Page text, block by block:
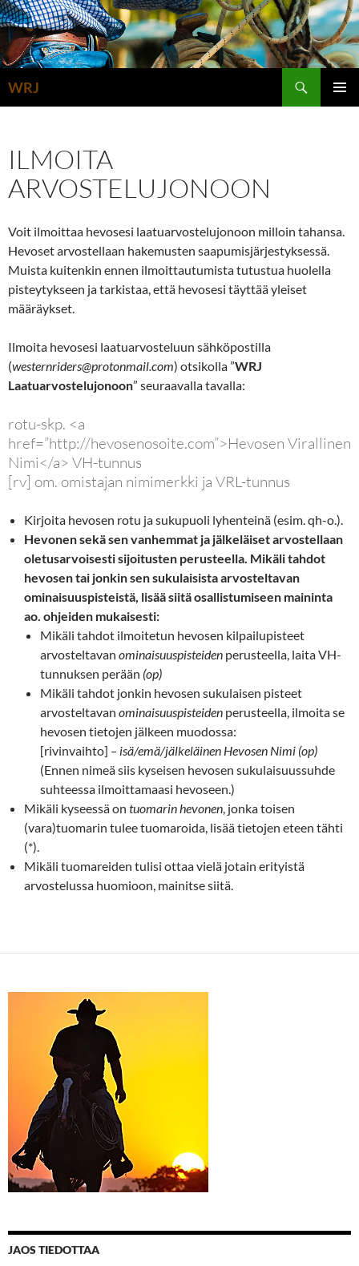
Siirry
sisältöön
WRJ
ILMOITA
ARVOSTELUJONOON
Voit ilmoittaa hevosesi laatuarvostelujonoon milloin tahansa.
Hevoset arvostellaan hakemusten saapumisjärjestyksessä.
Muista kuitenkin ennen ilmoittautumista tutustua huolella
pisteytykseen ja tarkistaa, että hevosesi täyttää yleiset
määräykset.
Ilmoita hevosesi laatuarvosteluun sähköpostilla
(westernriders@protonmail.com) otsikolla ”WRJ
Laatuarvostelujonoon” seuraavalla tavalla:
rotu-skp. <a
href=”http://hevosenosoite.com”>Hevosen Virallinen
Nimi</a> VH-tunnus
[rv] om. omistajan nimimerkki ja VRL-tunnus
Kirjoita hevosen rotu ja sukupuoli lyhenteinä (esim. qh-o.).
Hevonen sekä sen vanhemmat ja jälkeläiset arvostellaan
oletusarvoisesti sijoitusten perusteella. Mikäli tahdot
hevosen tai jonkin sen sukulaisista arvosteltavan
ominaisuuspisteistä, lisää siitä osallistumiseen maininta
ao. ohjeiden mukaisesti:
Mikäli tahdot ilmoitetun hevosen kilpailupisteet
arvosteltavan ominaisuuspisteiden perusteella, laita VH-
tunnuksen perään (op)
Mikäli tahdot jonkin hevosen sukulaisen pisteet
arvosteltavan ominaisuuspisteiden perusteella, ilmoita se
hevosen tietojen jälkeen muodossa:
[rivinvaihto] – isä/emä/jälkeläinen Hevosen Nimi (op)
(Ennen nimeä siis kyseisen hevosen sukulaisuussuhde
suhteessa ilmoittamaasi hevoseen.)
Mikäli kyseessä on tuomarin hevonen, jonka toisen
(vara)tuomarin tulee tuomaroida, lisää tietojen eteen tähti
(*).
Mikäli tuomareiden tulisi ottaa vielä jotain erityistä
arvostelussa huomioon, mainitse siitä.
JAOS TIEDOTTAA